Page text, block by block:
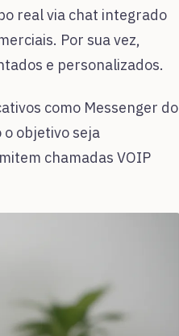
real via chat integrado
Por sua vez,
e personalizados.
como Messenger do
o objetivo seja
chamadas VOIP